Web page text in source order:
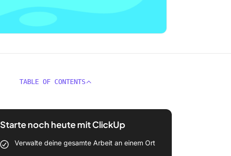
TABLE OF CONTENTS
Starte noch heute mit ClickUp
Verwalte deine gesamte Arbeit an einem Ort